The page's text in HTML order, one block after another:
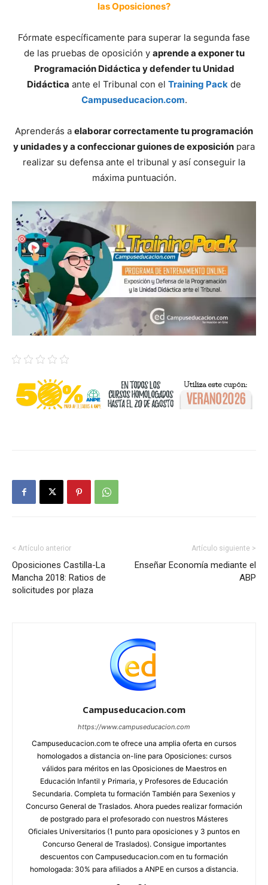
las Oposiciones?
Fórmate específicamente para superar la segunda fase
de las pruebas de oposición y aprende a exponer tu
Programación Didáctica y defender tu Unidad
Didáctica ante el Tribunal con el Training Pack de
Campuseducacion.com.
Aprenderás a elaborar correctamente tu programación
y unidades y a confeccionar guiones de exposición para
realizar su defensa ante el tribunal y así conseguir la
máxima puntuación.
< Artículo anterior
Oposiciones Castilla-La
Mancha 2018: Ratios de
solicitudes por plaza
Artículo siguiente >
Enseñar Economía mediante el
ABP
Campuseducacion.com
https://www.campuseducacion.com
Campuseducacion.com te ofrece una amplia oferta en cursos
homologados a distancia on-line para Oposiciones: cursos
válidos para méritos en las Oposiciones de Maestros en
Educación Infantil y Primaria, y Profesores de Educación
Secundaria. Completa tu formación También para Sexenios y
Concurso General de Traslados. Ahora puedes realizar formación
de postgrado para el profesorado con nuestros Másteres
Oficiales Universitarios (1 punto para oposiciones y 3 puntos en
Concurso General de Traslados). Consigue importantes
descuentos con Campuseducacion.com en tu formación
homologada: 30% para afiliados a ANPE en cursos a distancia.